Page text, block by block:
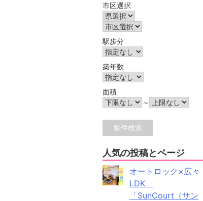
市区選択
駅歩分
築年数
面積
～
人気の投稿とページ
オートロック×広々
LDK
「SunCourt（サン